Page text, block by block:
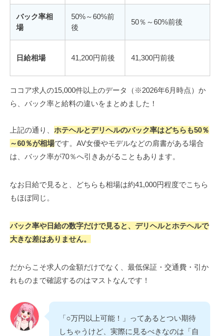
バック率相
場
50%～60%前
後
50％～60%前後
日給相場 41,200円前後 41,300円前後
ココア求人の15,000件以上のデータ（※2026年6月時点）か
ら、バック率と給料の違いをまとめました！
上記の通り、 ホテヘルとデリヘルのバック率はどちらも50％
～60％が相場です。AV女優やモデルなどの肩書がある場合
は、バック率が70％へ引きあがることもあります。
なお日給で見ると、どちらも相場は約41,000円程度でこちら
もほぼ同じ。
バック率や日給の数字だけで見ると、デリヘルとホテヘルで
大きな差はありません。
だからこそ求人の金額だけでなく、最低保証・交通費・引か
れものまで確認するのはマストなんです！
「○万円以上可能！」ってあるとつい期待
しちゃうけど、実際に見るべきなのは「自